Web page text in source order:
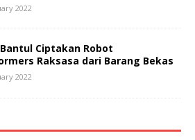
2022
Ciptakan Robot
Raksasa dari Barang Bekas
2022